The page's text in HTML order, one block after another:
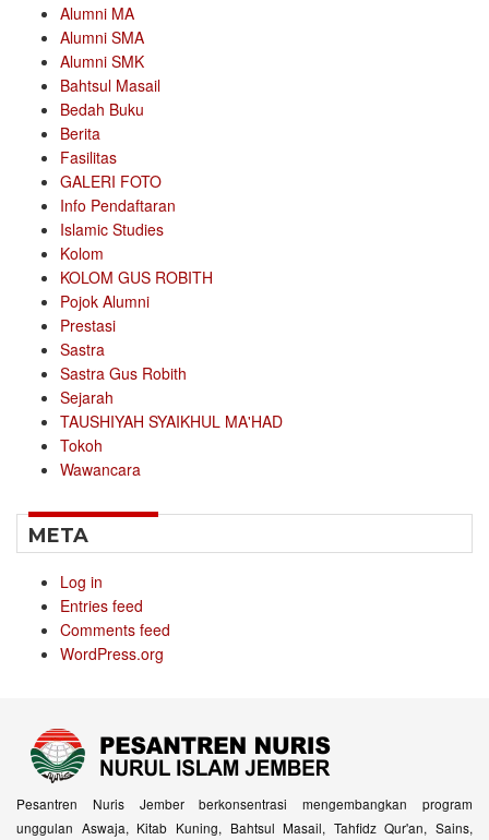
Alumni MA
Alumni SMA
Alumni SMK
Bahtsul Masail
Bedah Buku
Berita
Fasilitas
GALERI FOTO
Info Pendaftaran
Islamic Studies
Kolom
KOLOM GUS ROBITH
Pojok Alumni
Prestasi
Sastra
Sastra Gus Robith
Sejarah
TAUSHIYAH SYAIKHUL MA'HAD
Tokoh
Wawancara
META
Log in
Entries feed
Comments feed
WordPress.org
Pesantren Nuris Jember berkonsentrasi mengembangkan program
unggulan Aswaja, Kitab Kuning, Bahtsul Masail, Tahfidz Qur'an, Sains,